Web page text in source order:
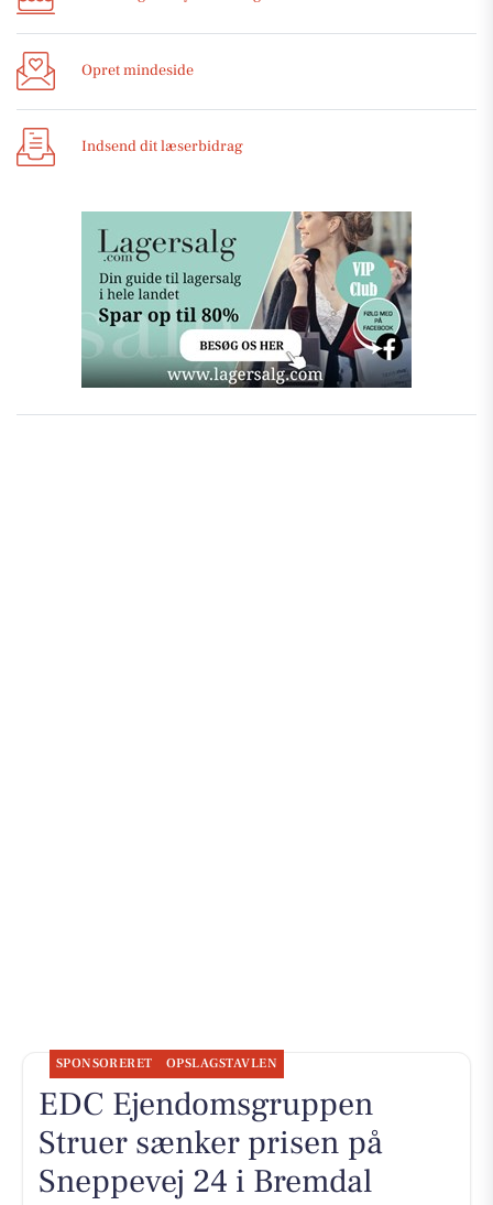
Opret mindeside
Indsend dit læserbidrag
SPONSORERET OPSLAGSTAVLEN
EDC Ejen­doms­grup­pen
Struer sænker prisen på
Sneppevej 24 i Bremdal